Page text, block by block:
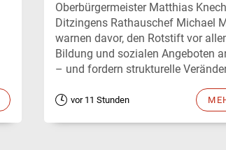
Oberbürgermeister Matthias
Ditzingens Rathauschef Michael
warnen davor, den Rotstift vor
Bildung und sozialen Angeboten
– und fordern strukturelle
vor 11 Stunden